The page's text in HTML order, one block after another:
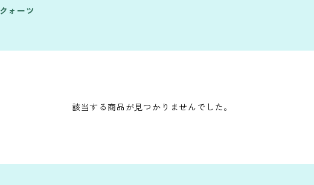
ォーツ
該当する商品が見つかりませんでした。